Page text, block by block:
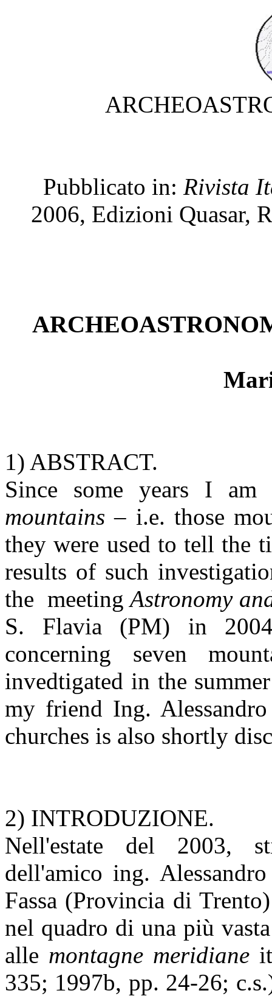
Pubblicato in: Rivista
2006, Edizioni Quasar,
1) ABSTRACT.
Since some years I
mountains – i.e. those
they were used to tell the
results of such
the meetingAstronomy
S. Flavia (PM) in
concerning seven
invedtigated in the
my friend Ing.
churches is also shortly
2) INTRODUZIONE.
Nell'estate del 2003,
dell'amico ing.
Fassa (Provincia di
nel quadro di una più
alle montagne meridiane
335; 1997b, pp. 24-26;